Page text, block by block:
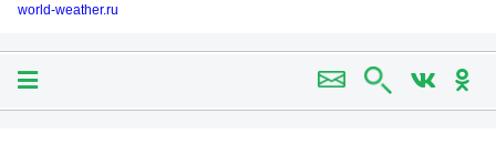
world-weather.ru